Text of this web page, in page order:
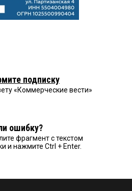
подписку
«Коммерческие вести»
ошибку?
фрагмент с текстом
и нажмите Ctrl + Enter.